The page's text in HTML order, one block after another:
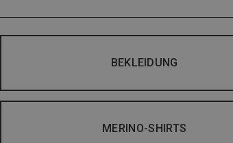
BEKLEIDUNG
MERINO-SHIRTS